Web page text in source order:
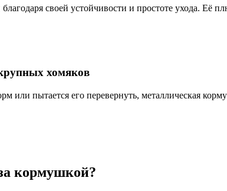
своей устойчивости и простоте ухода. Её
хомяков
или пытается его перевернуть, металлическая
кормушкой?